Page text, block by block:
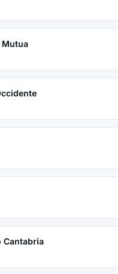
Cantabria